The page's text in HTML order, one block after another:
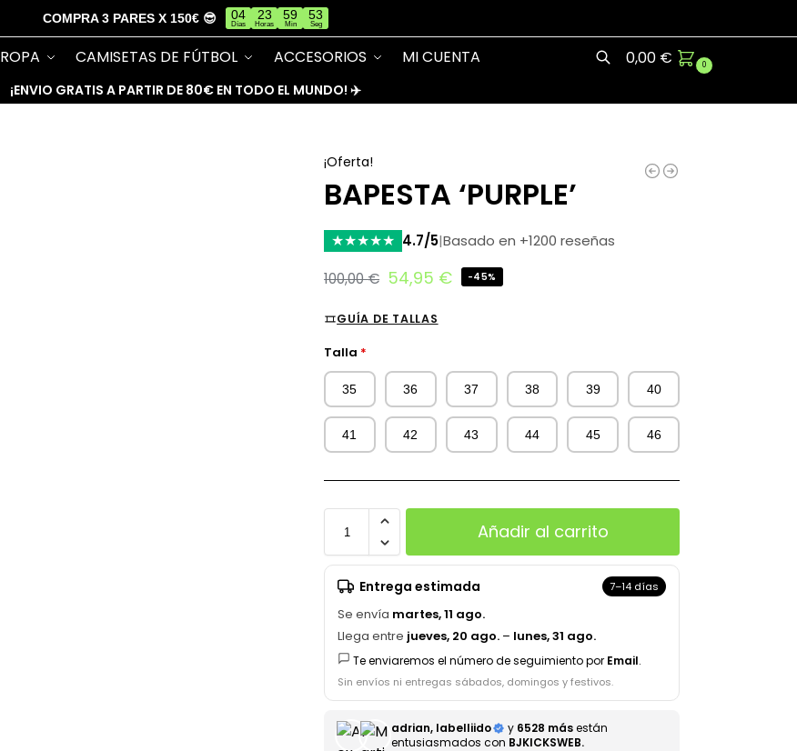
COMPRA 3 PARES X 150€ 😎 04
Días
23
Horas
59
Min
53
Seg
ROPA CAMISETAS DE FÚTBOL ACCESORIOS MI CUENTA 0,00 € 0
¡ENVIO GRATIS A PARTIR DE 80€ EN TODO EL MUNDO! ✈️
¡Oferta!
BAPESTA ‘PURPLE’
★★★★★ 4.7/5|Basado en +1200 reseñas
100,00€ 54,95 € -45%
GUÍA DE TALLAS
Talla *
35 36 37 38 39 40
41 42 43 44 45 46
Añadir al carrito
Entrega estimada 7–14 días
Se envía martes, 11 ago.
Llega entre jueves, 20 ago. – lunes, 31 ago.
Te enviaremos el número de seguimiento por Email.
Sin envíos ni entregas sábados, domingos y festivos.
adrian, labelliido y 6528 másestán
entusiasmados con BJKICKSWEB.